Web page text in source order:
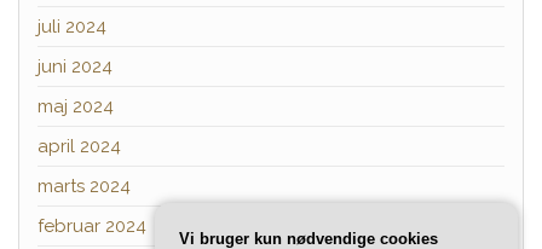
juli 2024
juni 2024
maj 2024
april 2024
marts 2024
februar 2024
Vi bruger kun nødvendige cookies